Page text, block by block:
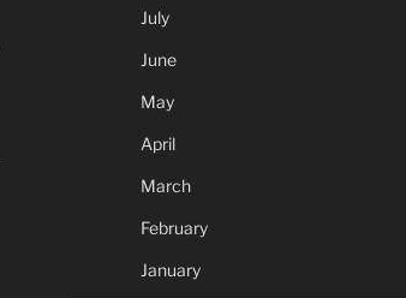
July
June
May
April
March
February
January